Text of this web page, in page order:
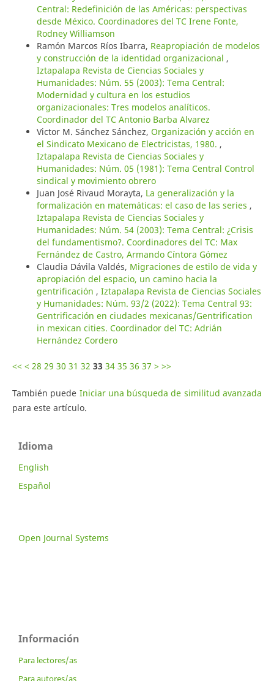
Central: Redefinición de las Américas: perspectivas
desde México. Coordinadores del TC Irene Fonte,
Rodney Williamson
Ramón Marcos Ríos Ibarra, Reapropiación de modelos
y construcción de la identidad organizacional ,
Iztapalapa Revista de Ciencias Sociales y
Humanidades: Núm. 55 (2003): Tema Central:
Modernidad y cultura en los estudios
organizacionales: Tres modelos analíticos.
Coordinador del TC Antonio Barba Alvarez
Victor M. Sánchez Sánchez, Organización y acción en
el Sindicato Mexicano de Electricistas, 1980. ,
Iztapalapa Revista de Ciencias Sociales y
Humanidades: Núm. 05 (1981): Tema Central Control
sindical y movimiento obrero
Juan José Rivaud Morayta, La generalización y la
formalización en matemáticas: el caso de las series ,
Iztapalapa Revista de Ciencias Sociales y
Humanidades: Núm. 54 (2003): Tema Central: ¿Crisis
del fundamentismo?. Coordinadores del TC: Max
Fernández de Castro, Armando Cíntora Gómez
Claudia Dávila Valdés, Migraciones de estilo de vida y
apropiación del espacio, un camino hacia la
gentrificación , Iztapalapa Revista de Ciencias Sociales
y Humanidades: Núm. 93/2 (2022): Tema Central 93:
Gentrificación en ciudades mexicanas/Gentrification
in mexican cities. Coordinador del TC: Adrián
Hernández Cordero
<< < 28 29 30 31 32 33 34 35 36 37 > >>
También puede Iniciar una búsqueda de similitud avanzada
para este artículo.
Idioma
English
Español
Open Journal Systems
Información
Para lectores/as
Para autores/as